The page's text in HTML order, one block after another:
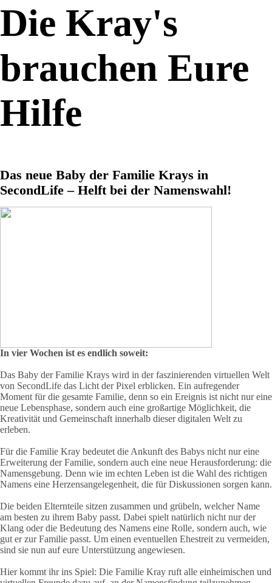
Die Kray's
brauchen Eure
Hilfe
Das neue Baby der Familie Krays in
SecondLife – Helft bei der Namenswahl!
In vier Wochen ist es endlich soweit:
Das Baby der Familie Krays wird in der faszinierenden virtuellen Welt
von SecondLife das Licht der Pixel erblicken. Ein aufregender
Moment für die gesamte Familie, denn so ein Ereignis ist nicht nur eine
neue Lebensphase, sondern auch eine großartige Möglichkeit, die
Kreativität und Gemeinschaft innerhalb dieser digitalen Welt zu
erleben.
Für die Familie Kray bedeutet die Ankunft des Babys nicht nur eine
Erweiterung der Familie, sondern auch eine neue Herausforderung: die
Namensgebung. Denn wie im echten Leben ist die Wahl des richtigen
Namens eine Herzensangelegenheit, die für Diskussionen sorgen kann.
Die beiden Elternteile sitzen zusammen und grübeln, welcher Name
am besten zu ihrem Baby passt. Dabei spielt natürlich nicht nur der
Klang oder die Bedeutung des Namens eine Rolle, sondern auch, wie
gut er zur Familie passt. Um einen eventuellen Ehestreit zu vermeiden,
sind sie nun auf eure Unterstützung angewiesen.
Hier kommt ihr ins Spiel: Die Familie Kray ruft alle einheimischen und